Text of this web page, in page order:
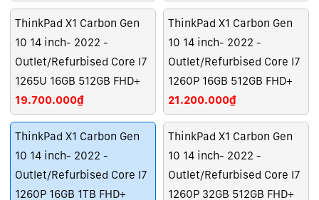
ThinkPad X1 Carbon Gen
10 14 inch- 2022 -
Outlet/Refurbised Core I7
1265U 16GB 512GB FHD+
19.700.000₫
ThinkPad X1 Carbon Gen
10 14 inch- 2022 -
Outlet/Refurbised Core I7
1260P 16GB 512GB FHD+
21.200.000₫
ThinkPad X1 Carbon Gen
10 14 inch- 2022 -
Outlet/Refurbised Core I7
1260P 16GB 1TB FHD+
ThinkPad X1 Carbon Gen
10 14 inch- 2022 -
Outlet/Refurbised Core I7
1260P 32GB 512GB FHD+